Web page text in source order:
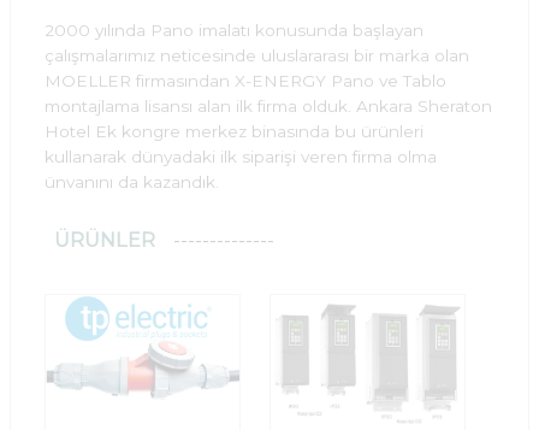
2000 yılında Pano imalatı konusunda başlayan
çalışmalarımız neticesinde uluslararası bir marka olan
MOELLER firmasından X-ENERGY Pano ve Tablo
montajlama lisansı alan ilk firma olduk. Ankara Sheraton
Hotel Ek kongre merkez binasında bu ürünleri
kullanarak dünyadaki ilk siparişi veren firma olma
ünvanını da kazandık.
ÜRÜNLER